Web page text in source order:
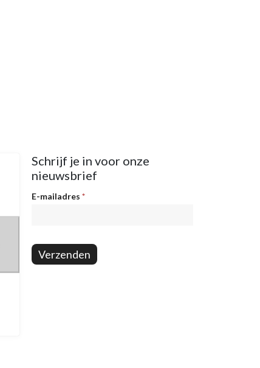
Schrijf je in voor onze
nieuwsbrief
Nieuwsbrief
E-mailadres *
Verzenden